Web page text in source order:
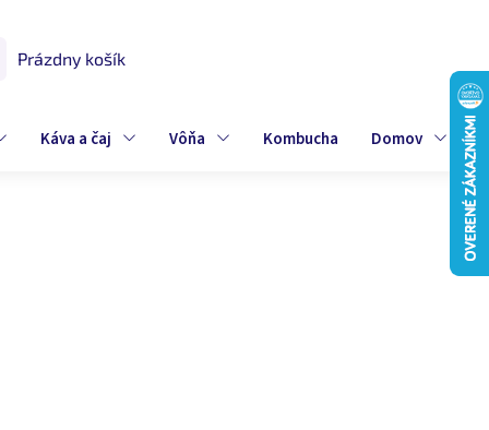
Prázdny košík
Káva a čaj Vôňa Kombucha Domov
€